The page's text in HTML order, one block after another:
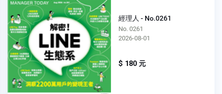
經理人 - No.0261
No. 0261
2026-08-01
$ 180 元